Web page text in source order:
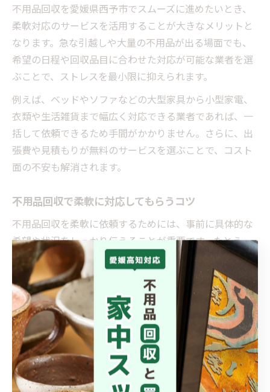
不用品回収を愛媛県西予市でスムーズに進めたいとき、
柔軟対応のサービスを活用することが大きなメリットと
なります。急な引越しや大量の不用品が出る場面でも、
希望の日程や回収品目に合わせた対応が可能な業者を選
ぶことで、ストレスを最小限に抑えられます。
例えば、ベッドやソファなどの大型家具から小型家電、
衣類や生活雑貨まで幅広く対応できる業者であれば、一
括して依頼できるため手間がかかりません。さらに、出
張費や見積もりが無料のサービスを選ぶことで、コスト
面の不安も解消されます。
不用品回収で柔軟に対応してもらうコツ
不用品回収を柔軟に依頼するためには、事前に具体的な
希望や状況をしっかり伝えることが重要です。たとえ
ば、回収希望日時・回収してほしい品目・搬出経路の有
無などを明確に伝えておくことで、業者側も準備がしや
すくなり、結果として高速対応につながります。
また、大量回収や特殊な品目（大型家具や家電など）が
ある場合は、早めの相談や写真添付での見積もり依頼が
スムーズな流れを生みます。柔軟な対応を求める際に
は、即日対応や時間指定への可否も事前に確認しておく
と安心です。